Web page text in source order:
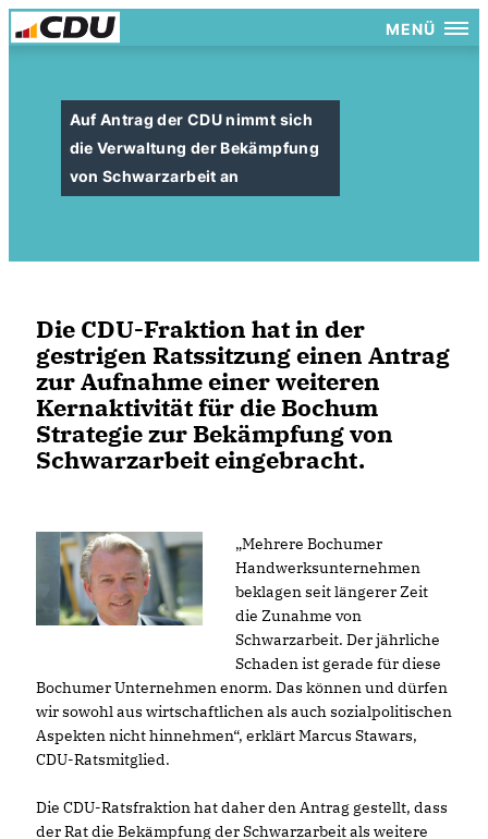
MENÜ
Auf Antrag der CDU nimmt sich
die Verwaltung der Bekämpfung
von Schwarzarbeit an
Die CDU-Fraktion hat in der
gestrigen Ratssitzung einen Antrag
zur Aufnahme einer weiteren
Kernaktivität für die Bochum
Strategie zur Bekämpfung von
Schwarzarbeit eingebracht.
Mehrere Bochumer
Handwerksunternehmen
beklagen seit längerer Zeit
die Zunahme von
Schwarzarbeit. Der jährliche
Schaden ist gerade für diese
Bochumer Unternehmen enorm. Das können und dürfen
wir sowohl aus wirtschaftlichen als auch sozialpolitischen
Aspekten nicht hinnehmen“, erklärt Marcus Stawars,
CDU-Ratsmitglied.
Die CDU-Ratsfraktion hat daher den Antrag gestellt, dass
der Rat die Bekämpfung der Schwarzarbeit als weitere